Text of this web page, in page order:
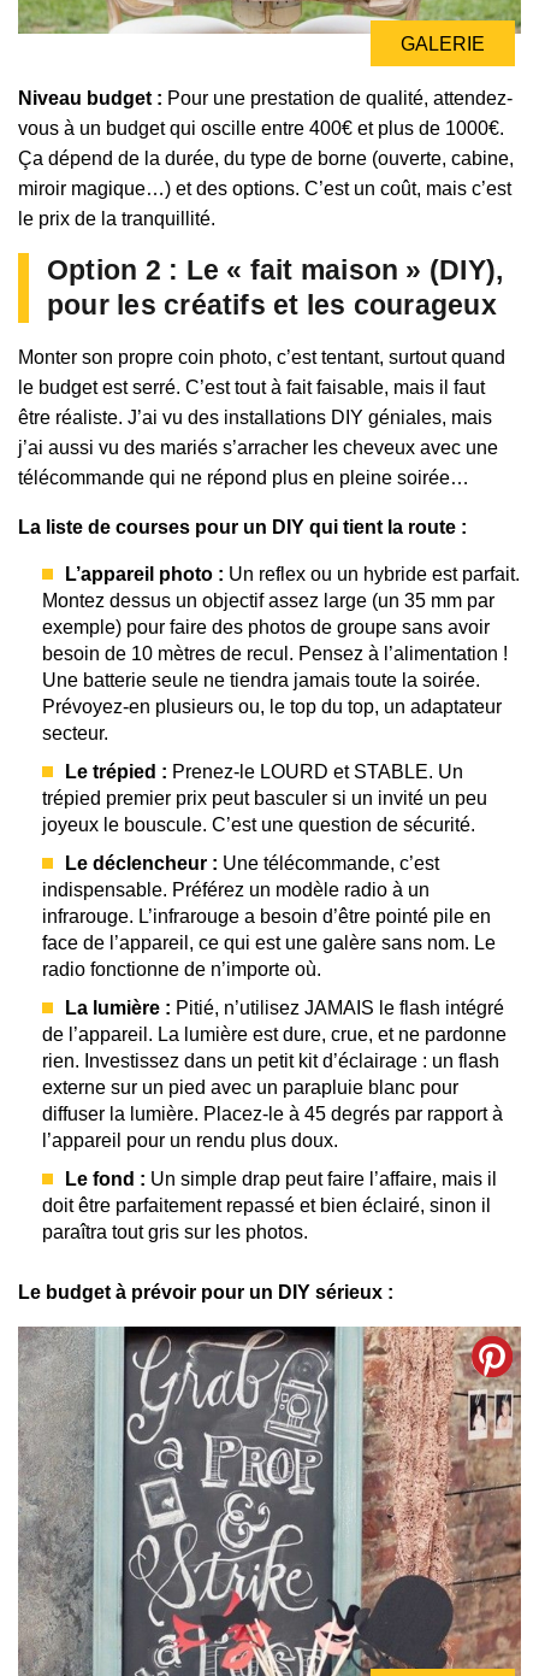
GALERIE
Niveau budget : Pour une prestation de qualité, attendez-
vous à un budget qui oscille entre 400€ et plus de 1000€.
Ça dépend de la durée, du type de borne (ouverte, cabine,
miroir magique…) et des options. C’est un coût, mais c’est
le prix de la tranquillité.
Option 2 : Le « fait maison » (DIY),
pour les créatifs et les courageux
Monter son propre coin photo, c’est tentant, surtout quand
le budget est serré. C’est tout à fait faisable, mais il faut
être réaliste. J’ai vu des installations DIY géniales, mais
j’ai aussi vu des mariés s’arracher les cheveux avec une
télécommande qui ne répond plus en pleine soirée…
La liste de courses pour un DIY qui tient la route :
L’appareil photo : Un reflex ou un hybride est parfait.
Montez dessus un objectif assez large (un 35 mm par
exemple) pour faire des photos de groupe sans avoir
besoin de 10 mètres de recul. Pensez à l’alimentation !
Une batterie seule ne tiendra jamais toute la soirée.
Prévoyez-en plusieurs ou, le top du top, un adaptateur
secteur.
Le trépied : Prenez-le LOURD et STABLE. Un
trépied premier prix peut basculer si un invité un peu
joyeux le bouscule. C’est une question de sécurité.
Le déclencheur : Une télécommande, c’est
indispensable. Préférez un modèle radio à un
infrarouge. L’infrarouge a besoin d’être pointé pile en
face de l’appareil, ce qui est une galère sans nom. Le
radio fonctionne de n’importe où.
La lumière : Pitié, n’utilisez JAMAIS le flash intégré
de l’appareil. La lumière est dure, crue, et ne pardonne
rien. Investissez dans un petit kit d’éclairage : un flash
externe sur un pied avec un parapluie blanc pour
diffuser la lumière. Placez-le à 45 degrés par rapport à
l’appareil pour un rendu plus doux.
Le fond : Un simple drap peut faire l’affaire, mais il
doit être parfaitement repassé et bien éclairé, sinon il
paraîtra tout gris sur les photos.
Le budget à prévoir pour un DIY sérieux :